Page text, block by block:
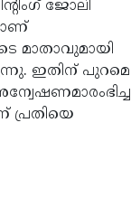
ജോലി
മാതാവുമായി
ഇതിന് പുറമെ
പ്രതിയെ